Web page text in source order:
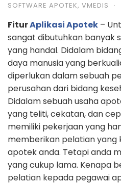
SOFTWARE APOTEK, VMEDIS ·
FiturAplikasi Apotek –
sangat dibutuhkan banyak
yang handal. Didalam
daya manusia yang
diperlukan dalam sebuah
perusahan dari bidang
Didalam sebuah usaha
yang teliti, cekatan, dan
memiliki pekerjaan yang
memberikan pelatian yang
apotek anda. Tetapi anda
yang cukup lama. Kenapa
pelatian kepada pegawai